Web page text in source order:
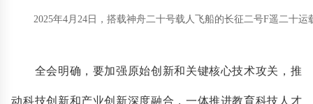
2025年4月24日，搭载神舟二十号载人飞船的长征二号F遥二十
全会明确，要加强原始创新和关键核心技术攻关，推
动科技创新和产业创新深度融合，一体推进教育科技人才